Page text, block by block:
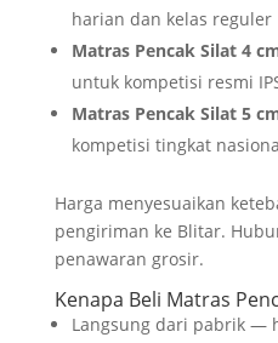
harian dan kelas reguler
Matras Pencak Silat 4
untuk kompetisi resmi
Matras Pencak Silat 5
kompetisi tingkat
Harga menyesuaikan
pengiriman ke Blitar.
penawaran grosir.
Kenapa Beli Matras
Langsung dari pabrik —